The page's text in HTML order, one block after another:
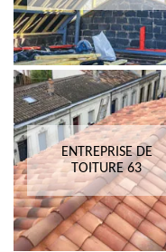
ENTREPRISE DE
TOITURE 63